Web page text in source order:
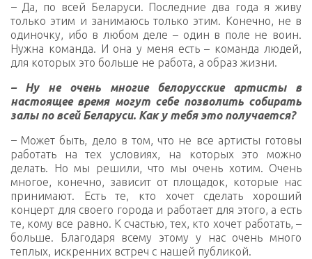
– Да, по всей Беларуси. Последние два года я живу
только этим и занимаюсь только этим. Конечно, не в
одиночку, ибо в любом деле – один в поле не воин.
Нужна команда. И она у меня есть – команда людей,
для которых это больше не работа, а образ жизни.
– Ну не очень многие белорусские артисты в
настоящее время могут себе позволить собирать
залы по всей Беларуси. Как у тебя это получается?
– Может быть, дело в том, что не все артисты готовы
работать на тех условиях, на которых это можно
делать. Но мы решили, что мы очень хотим. Очень
многое, конечно, зависит от площадок, которые нас
принимают. Есть те, кто хочет сделать хороший
концерт для своего города и работает для этого, а есть
те, кому все равно. К счастью, тех, кто хочет работать, –
больше. Благодаря всему этому у нас очень много
теплых, искренних встреч с нашей публикой.